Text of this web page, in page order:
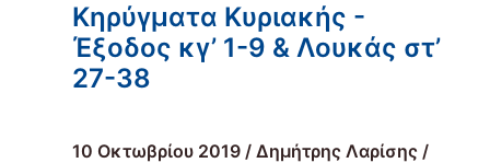
Κηρύγματα Κυριακής -
Έξοδος κγ’ 1-9 & Λουκάς στ’
27-38
10 Οκτωβρίου 2019 / Δημήτρης Λαρίσης /